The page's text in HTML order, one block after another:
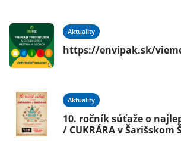
Aktuality
https://envipak.sk/
Aktuality
10. ročník súťaže o
/ CUKRÁRA v Šarišskom